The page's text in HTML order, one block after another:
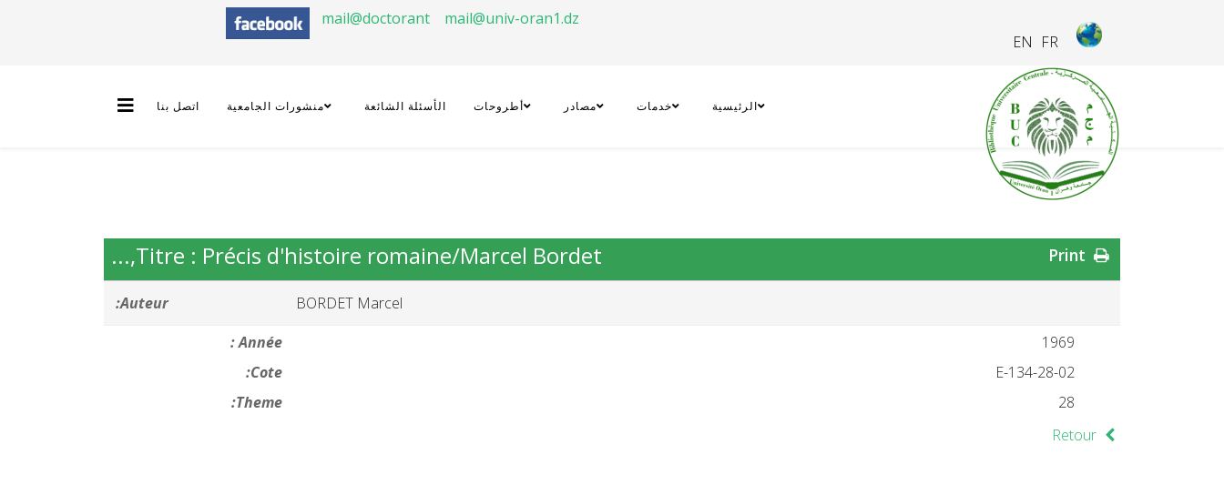
FR
EN
mail@doctorant mail@univ-oran1.dz
الرئيسية خدمات مصادر أطروحات الأسئلة الشائعة منشورات الجامعية اتصل بنا
Titre : Précis d'histoire romaine/Marcel Bordet,...
Auteur:
BORDET Marcel
Année :
1969
Cote:
28-02-E-134
Theme:
28
Retour